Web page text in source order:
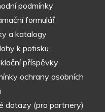
podmínky
formulář
a katalogy
k potisku
příspěvky
ochrany osobních
dotazy (pro partnery)